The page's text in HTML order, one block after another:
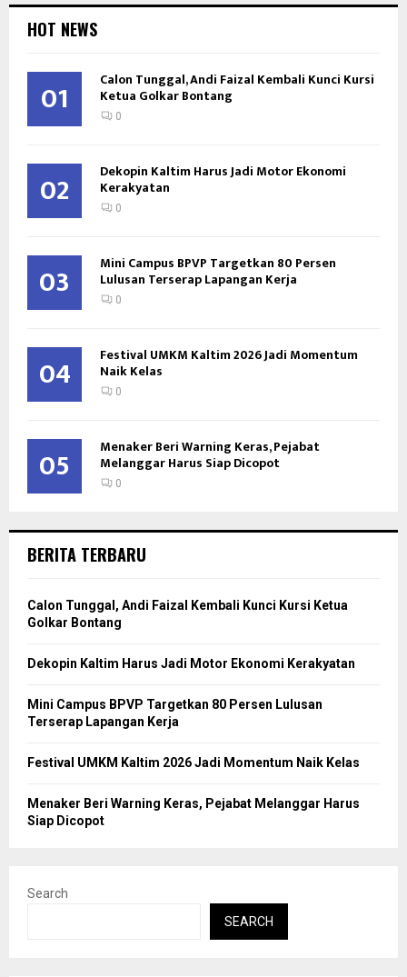
HOT NEWS
01 Calon Tunggal, Andi Faizal Kembali Kunci Kursi
Ketua Golkar Bontang
0
02 Dekopin Kaltim Harus Jadi Motor Ekonomi
Kerakyatan
0
03 Mini Campus BPVP Targetkan 80 Persen
Lulusan Terserap Lapangan Kerja
0
04 Festival UMKM Kaltim 2026 Jadi Momentum
Naik Kelas
0
05 Menaker Beri Warning Keras, Pejabat
Melanggar Harus Siap Dicopot
0
BERITA TERBARU
Calon Tunggal, Andi Faizal Kembali Kunci Kursi Ketua
Golkar Bontang
Dekopin Kaltim Harus Jadi Motor Ekonomi Kerakyatan
Mini Campus BPVP Targetkan 80 Persen Lulusan
Terserap Lapangan Kerja
Festival UMKM Kaltim 2026 Jadi Momentum Naik Kelas
Menaker Beri Warning Keras, Pejabat Melanggar Harus
Siap Dicopot
Search
SEARCH